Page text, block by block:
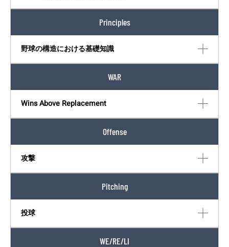
Principles
野球の構造における基礎知識
WAR
Wins Above Replacement
Offense
攻撃
Pitching
投球
WE/RE/LI